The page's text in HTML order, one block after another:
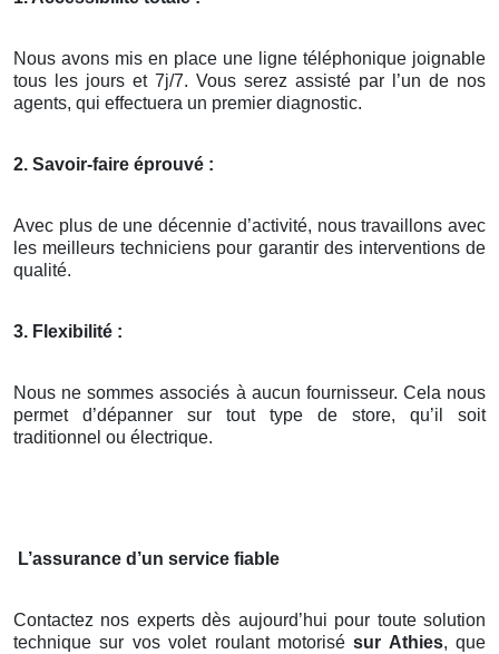
Nous avons mis en place une ligne téléphonique joignable
tous les jours et 7j/7. Vous serez assisté par l’un de nos
agents, qui effectuera un premier diagnostic.
2. Savoir-faire éprouvé :
Avec plus de une décennie d’activité, nous travaillons avec
les meilleurs techniciens pour garantir des interventions de
qualité.
3. Flexibilité :
Nous ne sommes associés à aucun fournisseur. Cela nous
permet d’dépanner sur tout type de store, qu’il soit
traditionnel ou électrique.
L’assurance d’un service fiable
Contactez nos experts dès aujourd’hui pour toute solution
technique sur vos volet roulant motorisésur Athies, que